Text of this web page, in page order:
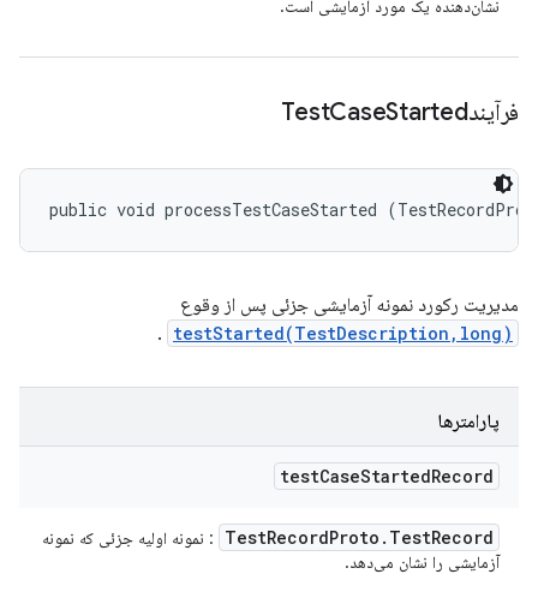
نشان‌دهنده یک مورد آزمایشی است.
فرآیندTest CaseStarted
public void processTestCaseStarted
مدیریت رکورد نمونه آزمایشی جزئی پس از وقوع
testStarted(TestDescription,long)
.
پارامترها
testCaseStartedRecord
TestRecordProto . TestRecord
: نمونه اولیه جزئی که نمونه
آزمایشی را نشان می‌دهد.